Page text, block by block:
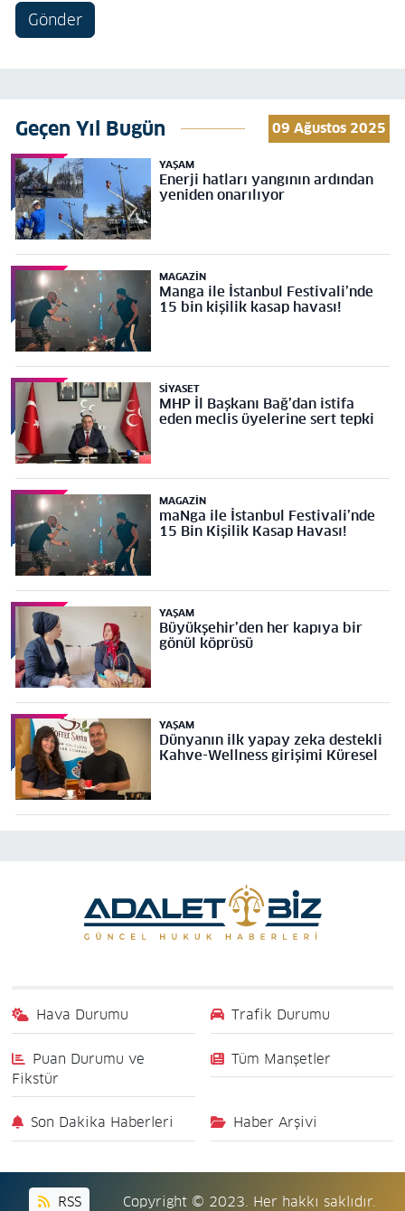
Gönder
Geçen Yıl Bugün 09 Ağustos 2025
YAŞAM
Enerji hatları yangının ardından
yeniden onarılıyor
MAGAZIN
Manga ile İstanbul Festivali’nde
15 bin kişilik kasap havası!
SIYASET
MHP İl Başkanı Bağ’dan istifa
eden meclis üyelerine sert tepki
MAGAZIN
maNga ile İstanbul Festivali’nde
15 Bin Kişilik Kasap Havası!
YAŞAM
Büyükşehir’den her kapıya bir
gönül köprüsü
YAŞAM
Dünyanın ilk yapay zeka destekli
Kahve-Wellness girişimi Küresel
Hava Durumu Trafik Durumu
Puan Durumu ve
Fikstür
Tüm Manşetler
Son Dakika Haberleri Haber Arşivi
RSS Copyright © 2023. Her hakkı saklıdır.